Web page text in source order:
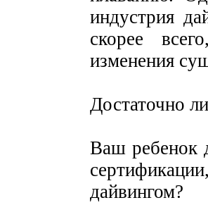
индустрия
скорее
изменения
Достаточно
Ваш ребенок
дайвингом?